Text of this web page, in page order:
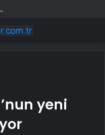
yeni